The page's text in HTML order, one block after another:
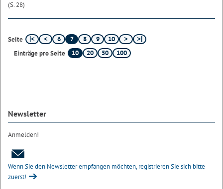
(S. 28)
Seite 6 7 8 9
10
Einträge pro Seite
10 20 50 100
Newsletter
Anmelden!
Wenn Sie den Newsletter empfangen möchten, registrieren Sie sich bitte
zuerst!